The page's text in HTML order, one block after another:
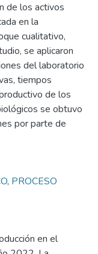
de los activos
en la
cualitativo,
se aplicaron
del laboratorio
tiempos
de los
se obtuvo
por parte de
, PROCESO
en el